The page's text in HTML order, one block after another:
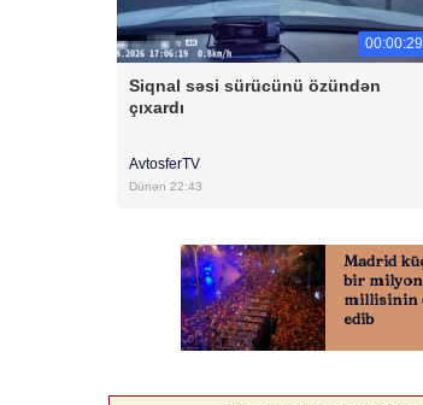
00:00:29
Siqnal səsi sürücünü özündən
çıxardı
AvtosferTV
Dünən 22:43